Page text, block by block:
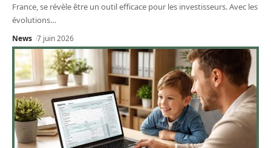
France, se révèle être un outil efficace pour les investisseurs. Avec les
évolutions…
News 7 juin 2026